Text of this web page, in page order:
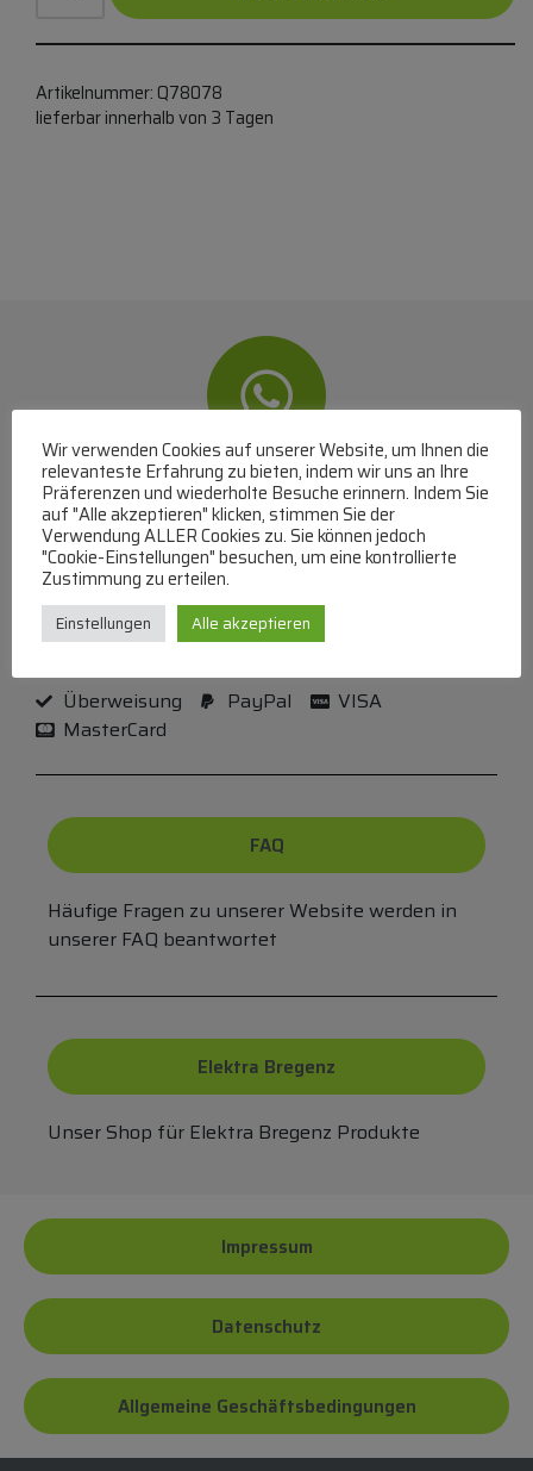
Artikelnummer: Q78078
lieferbar innerhalb von 3 Tagen
WhatsApp
Mit WhatsApp Kontakt mit dem Service Team
aufnehmen
(MO-DO 8-17, FR 8-15 Uhr,+43 1 267 67 60
Überweisung
PayPal
VISA
MasterCard
FAQ
Häufige Fragen zu unserer Website werden in
unserer FAQ beantwortet
Elektra Bregenz
Unser Shop für Elektra Bregenz Produkte
Impressum
Datenschutz
Allgemeine Geschäftsbedingungen
Wir verwenden Cookies auf unserer Website, um Ihnen die
relevanteste Erfahrung zu bieten, indem wir uns an Ihre
Präferenzen und wiederholte Besuche erinnern. Indem Sie
auf "Alle akzeptieren" klicken, stimmen Sie der
Verwendung ALLER Cookies zu. Sie können jedoch
"Cookie-Einstellungen" besuchen, um eine kontrollierte
Zustimmung zu erteilen.
Einstellungen Alle akzeptieren